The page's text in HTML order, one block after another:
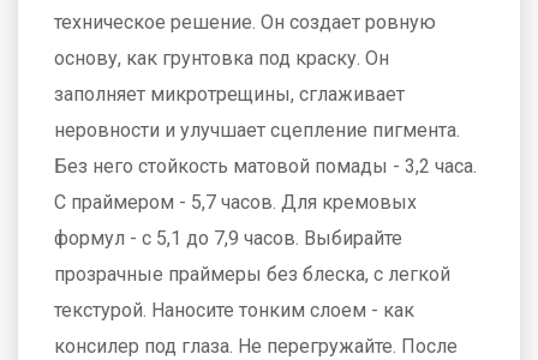
техническое решение. Он создает ровную
основу, как грунтовка под краску. Он
заполняет микротрещины, сглаживает
неровности и улучшает сцепление пигмента.
Без него стойкость матовой помады - 3,2 часа.
С праймером - 5,7 часов. Для кремовых
формул - с 5,1 до 7,9 часов. Выбирайте
прозрачные праймеры без блеска, с легкой
текстурой. Наносите тонким слоем - как
консилер под глаза. Не перегружайте. После